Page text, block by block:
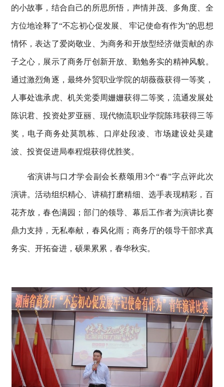
的小故事，结合自己的所思所悟，声情并茂、多角度、全
方位地诠释了“不忘初心促发展、 牢记使命有作为”的思想
情怀，表达了爱岗敬业、为商务和开放型经济做贡献的赤
子之心，展示了商务厅创新开放、勤勉务实的精神风貌。
通过激烈角逐，最终外贸职业学院的胡薇薇获得一等奖，
人事处谯承虎、机关党委周姗姗获得二等奖，流通发展处
陈识君、投资处罗亚丽、现代物流职业学院陈玮获得三等
奖，电子商务处莫凯栋、口岸处段凌、市场建设处吴建
波、投资促进局奉程焜获得优胜奖。
省演讲与口才学会副会长蔡颂用 3个“春”字点评此次
演讲。活动组织精心、讲稿打磨精细、选手表现精彩，百
花齐放，春色满园；部门的领导、幕后工作者为演讲比赛
鼎力支持，无私奉献，春风化雨；商务厅的领导干部求真
务实、开拓奋进，硕果累累，春华秋实。